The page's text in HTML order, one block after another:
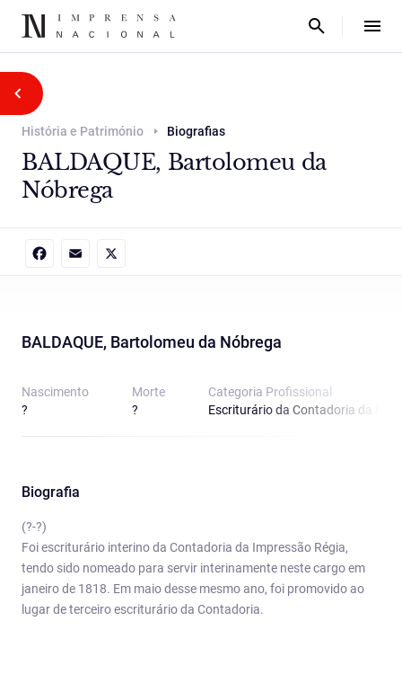
História e Património Biografias
BALDAQUE, Bartolomeu da
Nóbrega
BALDAQUE, Bartolomeu da Nóbrega
Nascimento
?
Morte
?
Categoria Proﬁssional
Escriturário da Contadoria da
Biografia
(?-?)
Foi escriturário interino da Contadoria da Impressão Régia,
tendo sido nomeado para servir interinamente neste cargo em
janeiro de 1818. Em maio desse mesmo ano, foi promovido ao
lugar de terceiro escriturário da Contadoria.